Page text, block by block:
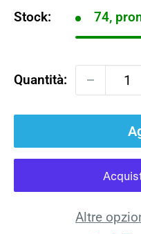
Stock: 74,
Quantità:
Altre